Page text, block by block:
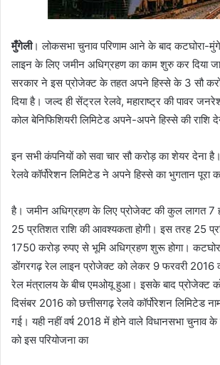
मुँगेली। लोकसभा चुनाव परिणाम आने के बाद कटघोरा-
लाइन के लिए जमीन अधिग्रहण का काम शुरु कर दिया
सरकार ने इस प्रोजेक्ट के तहत अपने हिस्से के 3 सौ
दिया है। जल्द ही सेंट्रल रेलवे, महाराष्ट्र की पावर
कोल बेनिफिशियरी लिमिटेड अपने-अपने हिस्से की राशि
इन सभी कंपनियों को सवा चार सौ करोड़ का शेयर देना
रेलवे कॉर्पोरेशन लिमिटेड ने अपने हिस्से का भुगतान पूरा
है। जमीन अधिग्रहण के लिए प्रोजेक्ट की कुल लागत 7
25 प्रतिशत राशि की आवश्यकता होगी। इस तरह 25
1750 करोड़ रुपए से भूमि अधिग्रहण शुरू होगा।
डोंगरगढ़ रेल लाइन प्रोजेक्ट को लेकर 9 फरवरी 2016
रेल मंत्रालय के बीच एमओयू हुआ। इसके बाद प्रोजेक्ट
दिसंबर 2016 को छत्तीसगढ़ रेलवे कॉर्पोरेशन लिमिटेड
गई। यही नहीं वर्ष 2018 में होने वाले विधानसभा
को इस परियोजना का